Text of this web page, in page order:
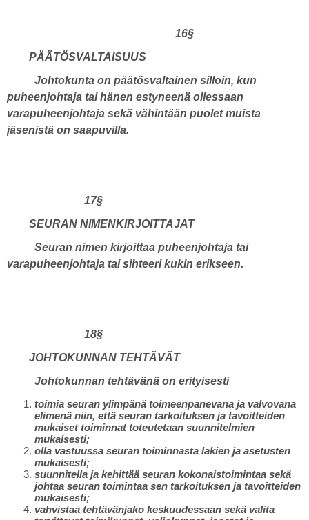
16§
PÄÄTÖSVALTAISUUS
Johtokunta on päätösvaltainen silloin, kun
puheenjohtaja tai hänen estyneenä ollessaan
varapuheenjohtaja sekä vähintään puolet muista
jäsenistä on saapuvilla.
17§
SEURAN NIMENKIRJOITTAJAT
Seuran nimen kirjoittaa puheenjohtaja tai
varapuheenjohtaja tai sihteeri kukin erikseen.
18§
JOHTOKUNNAN TEHTÄVÄT
Johtokunnan tehtävänä on erityisesti
toimia seuran ylimpänä toimeenpanevana ja valvovana
elimenä niin, että seuran tarkoituksen ja tavoitteiden
mukaiset toiminnat toteutetaan suunnitelmien
mukaisesti;
olla vastuussa seuran toiminnasta lakien ja asetusten
mukaisesti;
suunnitella ja kehittää seuran kokonaistoimintaa sekä
johtaa seuran toimintaa sen tarkoituksen ja tavoitteiden
mukaisesti;
vahvistaa tehtävänjako keskuudessaan sekä valita